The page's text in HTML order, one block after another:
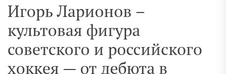
Игорь Ларионов –
культовая фигура
советского и российского
хоккея — от дебюта в